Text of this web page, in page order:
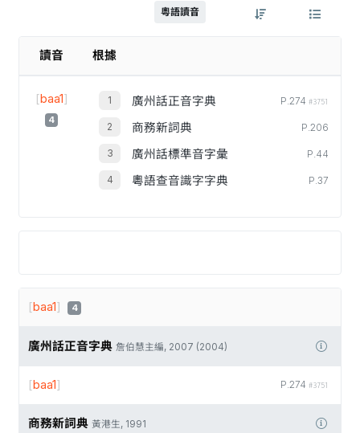
粵語讀音
讀音 根據
[baa1]
4
廣州話正音字典 P.274 #3751
商務新詞典 P.206
廣州話標準音字彙 P.44
粵語查音識字字典 P.37
[baa1] 4
廣州話正音字典 詹伯慧主編, 2007 (2004)
P.274 #3751
[baa1]
商務新詞典 黃港生, 1991